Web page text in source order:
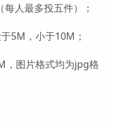
人最多投五件）；
5M，小于10M；
图片格式均为jpg格